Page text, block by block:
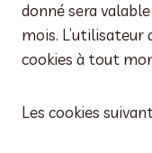
donné sera
mois. L’utilisateur
cookies à tout
Les cookies